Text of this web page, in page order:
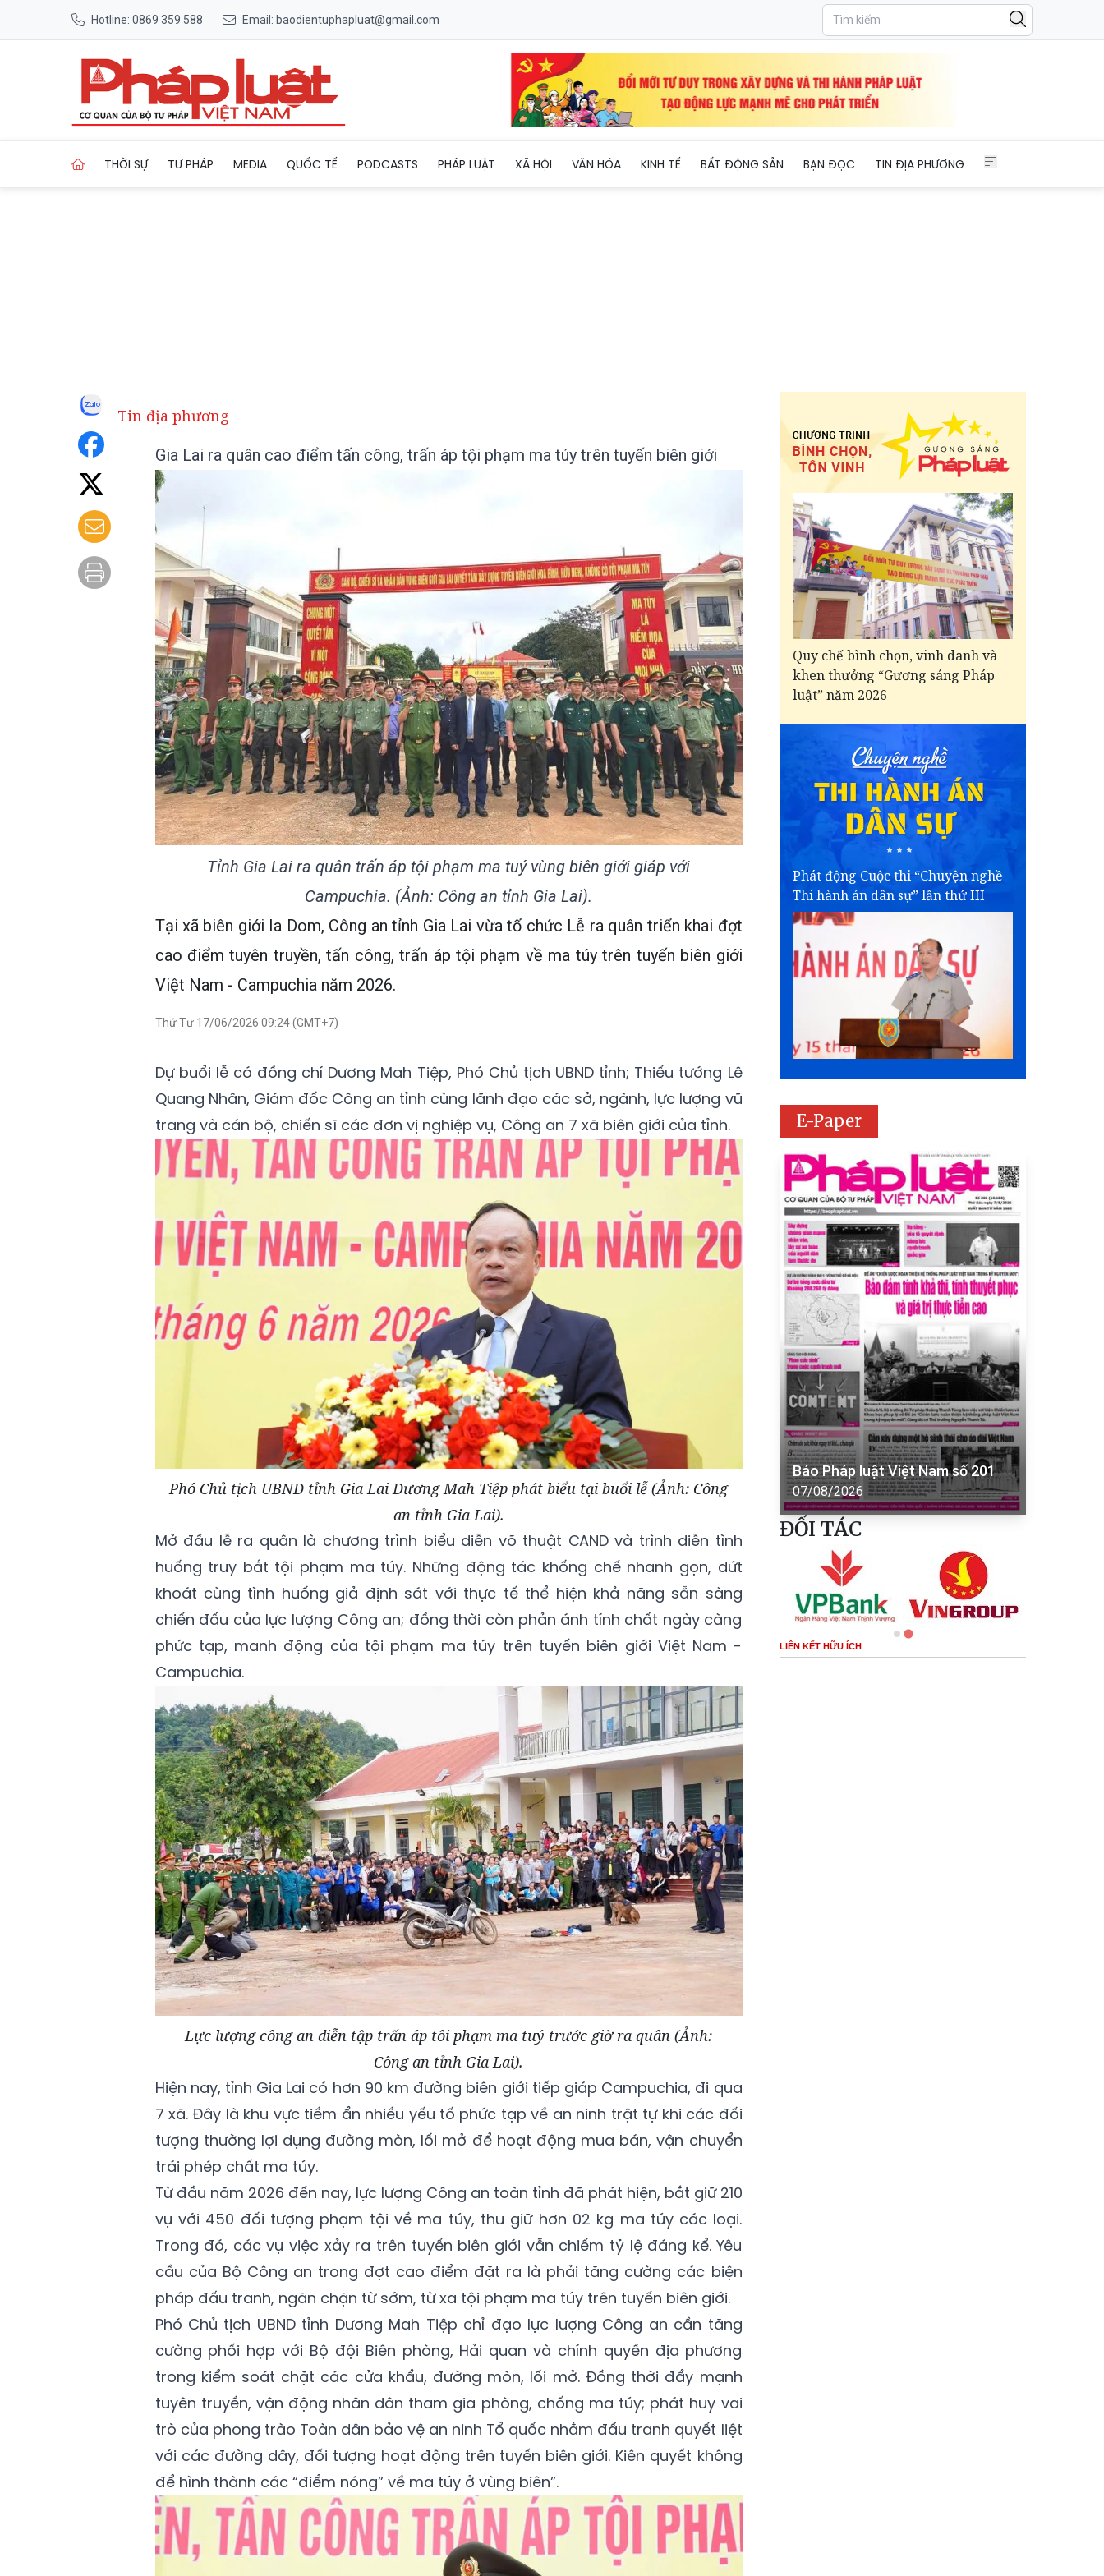
Hotline: 0869 359 588 Email: baodientuphapluat@gmail.com
THỜI SỰ TƯ PHÁP MEDIA QUỐC TẾ PODCASTS PHÁP LUẬT XÃ HỘI VĂN HÓA KINH TẾ BẤT ĐỘNG SẢN BẠN ĐỌC TIN ĐỊA PHƯƠNG
Tin địa phương
Gia Lai ra quân cao điểm tấn công, trấn áp tội phạm ma túy trên tuyến biên giới
Tỉnh Gia Lai ra quân trấn áp tội phạm ma tuý vùng biên giới giáp với
Campuchia. (Ảnh: Công an tỉnh Gia Lai).
Tại xã biên giới Ia Dom, Công an tỉnh Gia Lai vừa tổ chức Lễ ra quân triển khai đợt
cao điểm tuyên truyền, tấn công, trấn áp tội phạm về ma túy trên tuyến biên giới
Việt Nam - Campuchia năm 2026.
Thứ Tư 17/06/2026 09:24 (GMT+7)
Dự buổi lễ có đồng chí Dương Mah Tiệp, Phó Chủ tịch UBND tỉnh; Thiếu tướng Lê
Quang Nhân, Giám đốc Công an tỉnh cùng lãnh đạo các sở, ngành, lực lượng vũ
trang và cán bộ, chiến sĩ các đơn vị nghiệp vụ, Công an 7 xã biên giới của tỉnh.
Phó Chủ tịch UBND tỉnh Gia Lai Dương Mah Tiệp phát biểu tại buổi lễ (Ảnh: Công
an tỉnh Gia Lai).
Mở đầu lễ ra quân là chương trình biểu diễn võ thuật CAND và trình diễn tình
huống truy bắt tội phạm ma túy. Những động tác khống chế nhanh gọn, dứt
khoát cùng tình huống giả định sát với thực tế thể hiện khả năng sẵn sàng
chiến đấu của lực lượng Công an; đồng thời còn phản ánh tính chất ngày càng
phức tạp, manh động của tội phạm ma túy trên tuyến biên giới Việt Nam -
Campuchia.
Lực lượng công an diễn tập trấn áp tôi phạm ma tuý trước giờ ra quân (Ảnh:
Công an tỉnh Gia Lai).
Hiện nay, tỉnh Gia Lai có hơn 90 km đường biên giới tiếp giáp Campuchia, đi qua
7 xã. Đây là khu vực tiềm ẩn nhiều yếu tố phức tạp về an ninh trật tự khi các đối
tượng thường lợi dụng đường mòn, lối mở để hoạt động mua bán, vận chuyển
trái phép chất ma túy.
Từ đầu năm 2026 đến nay, lực lượng Công an toàn tỉnh đã phát hiện, bắt giữ 210
vụ với 450 đối tượng phạm tội về ma túy, thu giữ hơn 02 kg ma túy các loại.
Trong đó, các vụ việc xảy ra trên tuyến biên giới vẫn chiếm tỷ lệ đáng kể. Yêu
cầu của Bộ Công an trong đợt cao điểm đặt ra là phải tăng cường các biện
pháp đấu tranh, ngăn chặn từ sớm, từ xa tội phạm ma túy trên tuyến biên giới.
Phó Chủ tịch UBND tỉnh Dương Mah Tiệp chỉ đạo lực lượng Công an cần tăng
cường phối hợp với Bộ đội Biên phòng, Hải quan và chính quyền địa phương
trong kiểm soát chặt các cửa khẩu, đường mòn, lối mở. Đồng thời đẩy mạnh
tuyên truyền, vận động nhân dân tham gia phòng, chống ma túy; phát huy vai
trò của phong trào Toàn dân bảo vệ an ninh Tổ quốc nhằm đấu tranh quyết liệt
với các đường dây, đối tượng hoạt động trên tuyến biên giới. Kiên quyết không
để hình thành các “điểm nóng” về ma túy ở vùng biên”.
Quy chế bình chọn, vinh danh và
khen thưởng “Gương sáng Pháp
luật” năm 2026
Phát động Cuộc thi “Chuyện nghề
Thi hành án dân sự” lần thứ III
E-Paper
Báo Pháp luật Việt Nam số 201
07/08/2026
ĐỐI TÁC
LIÊN KẾT HỮU ÍCH